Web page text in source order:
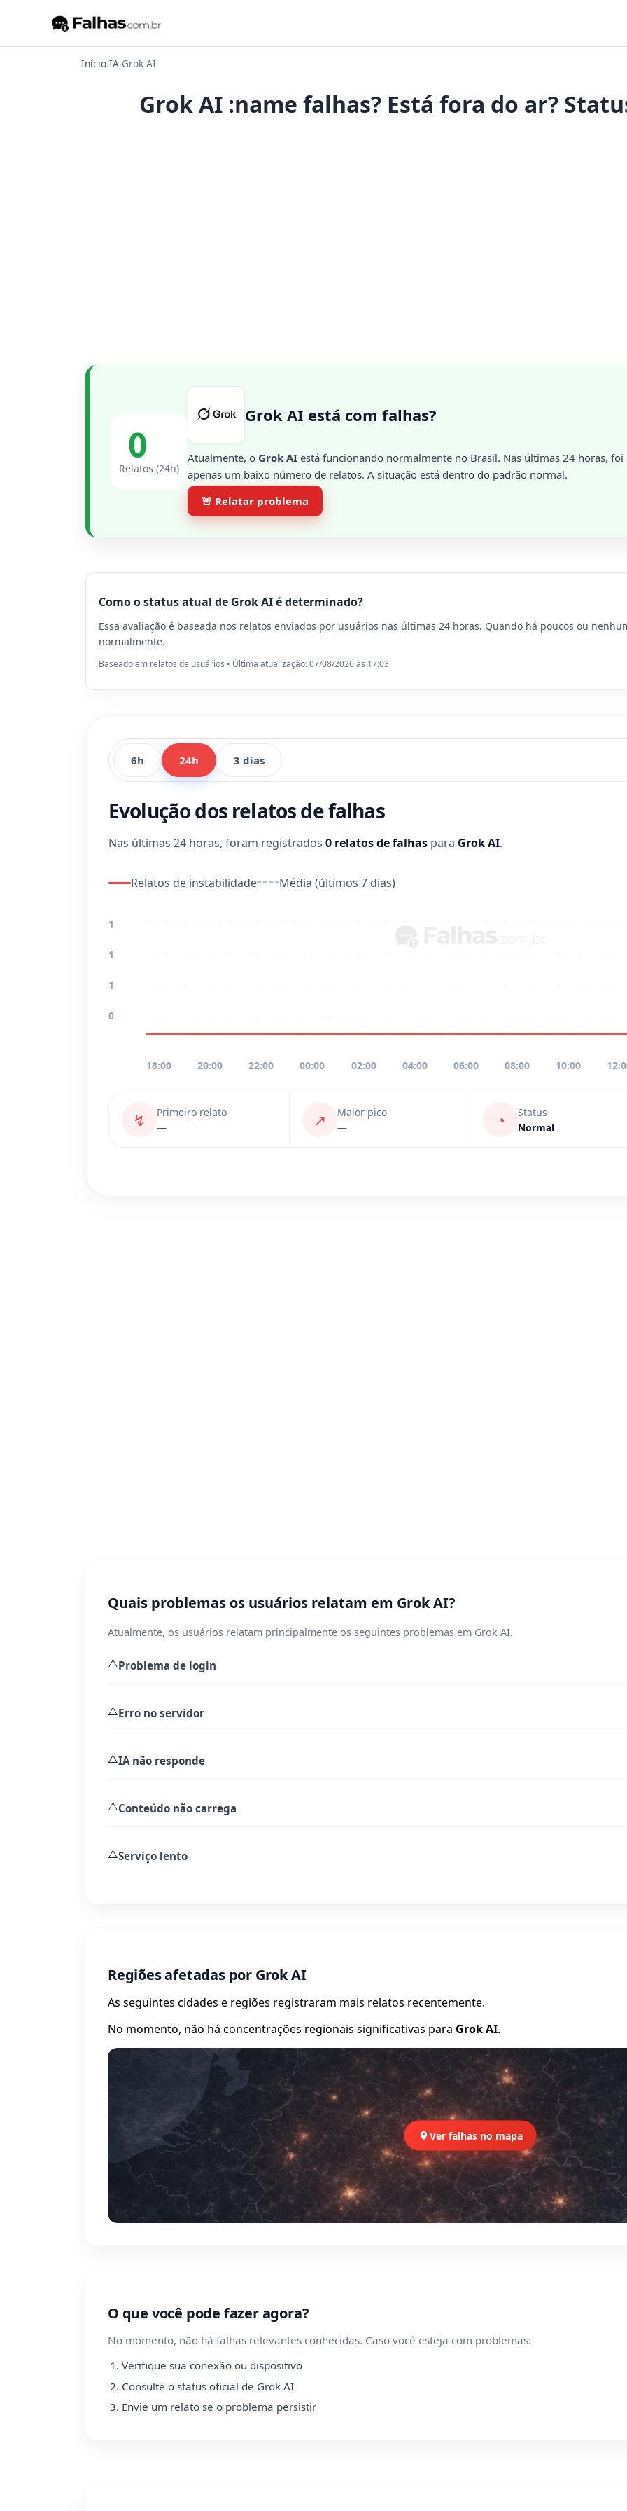
Início›IA›Grok AI
Grok AI :name falhas? Está fora do ar?
0
Relatos (24h)
Grok AI está com falhas?
Atualmente, o Grok AI está funcionando normalmente no Brasil. Nas últimas 24 horas,
apenas um baixo número de relatos. A situação está dentro do padrão normal.
🚨 Relatar problema
Como o status atual de Grok AI é determinado?
Essa avaliação é baseada nos relatos enviados por usuários nas últimas 24 horas. Quando há poucos ou
normalmente.
Baseado em relatos de usuários • Última atualização: 07/08/2026 às 17:03
6h 24h 3 dias
Evolução dos relatos de falhas
Nas últimas 24 horas, foram registrados 0 relatos de falhas para Grok AI.
Relatos de instabilidade Média (últimos 7 dias)
1
1
1
0
18:00 20:00 22:00 00:00 02:00 04:00 06:00 08:00 10:00
↯
Primeiro relato
—
↗
Maior pico
—
◔
Status
Normal
Quais problemas os usuários relatam em Grok AI?
Atualmente, os usuários relatam principalmente os seguintes problemas em Grok AI.
⚠️Problema de login
⚠️Erro no servidor
⚠️IA não responde
⚠️Conteúdo não carrega
⚠️Serviço lento
Regiões afetadas por Grok AI
As seguintes cidades e regiões registraram mais relatos recentemente.
No momento, não há concentrações regionais significativas para Grok AI.
Ver falhas no mapa
O que você pode fazer agora?
No momento, não há falhas relevantes conhecidas. Caso você esteja com problemas:
Verifique sua conexão ou dispositivo
Consulte o status oficial de Grok AI
Envie um relato se o problema persistir